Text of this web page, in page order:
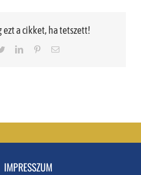
ezt a cikket, ha tetszett!
TwitterLinkedInPinterestEmail
IMPRESSZUM